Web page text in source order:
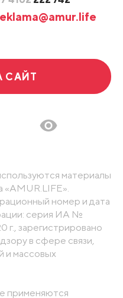
САЙТ
материалы
номер и дата
серия ИА №
зарегистрировано
в сфере связи,
и массовых
применяются